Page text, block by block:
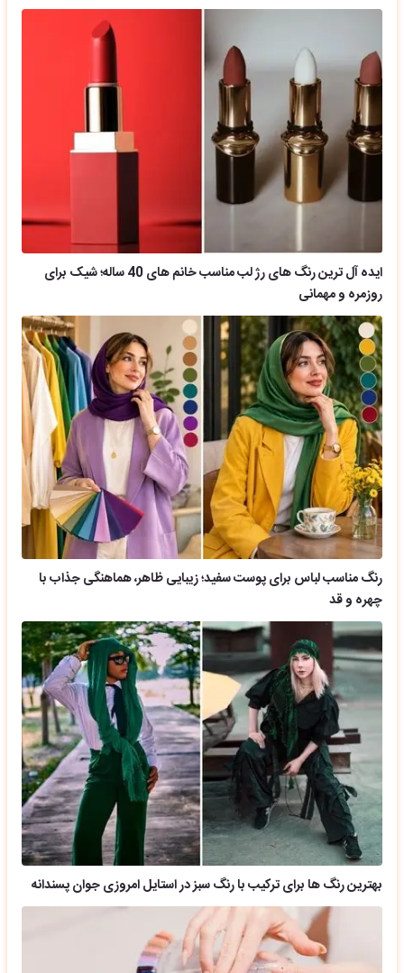
ایده آل ترین رنگ های رژ لب مناسب خانم های 40 ساله؛ شیک برای
روزمره و مهمانی
رنگ مناسب لباس برای پوست سفید؛ زیبایی ظاهر، هماهنگی جذاب با
چهره و قد
بهترین رنگ ها برای ترکیب با رنگ سبز در استایل امروزی جوان پسندانه